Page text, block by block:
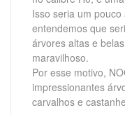
Isso seria um
entendemos que
árvores altas e
maravilhoso.
Por esse motivo,
impressionantes
carvalhos e